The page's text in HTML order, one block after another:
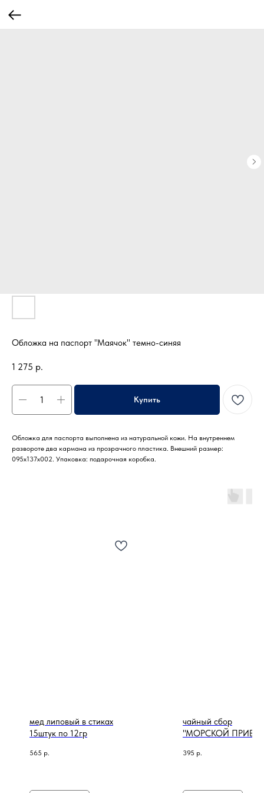
Обложка на паспорт "Маячок" темно-синяя
1 275 р.
Купить
Обложка для паспорта выполнена из натуральной кожи. На внутреннем
развороте два кармана из прозрачного пластика. Внешний размер:
095x137х002. Упаковка: подарочная коробка.
мед липовый в стиках
15штук по 12гр
565 р.
чайный сбор
"МОРСКОЙ
395 р.